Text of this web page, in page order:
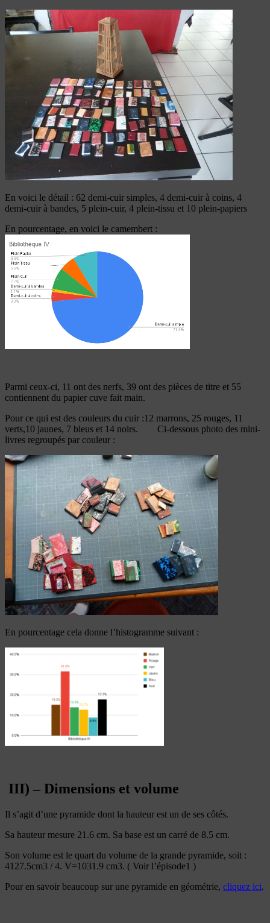
En voici le détail : 62 demi-cuir simples, 4 demi-cuir à coins, 4
demi-cuir à bandes, 5 plein-cuir, 4 plein-tissu et 10 plein-papiers
En pourcentage, en voici le camembert :
Parmi ceux-ci, 11 ont des nerfs, 39 ont des pièces de titre et 55
contiennent du papier cuve fait main.
Pour ce qui est des couleurs du cuir :12 marrons, 25 rouges, 11
verts,10 jaunes, 7 bleus et 14 noirs. Ci-dessous photo des mini-
livres regroupés par couleur :
En pourcentage cela donne l’histogramme suivant :
III) – Dimensions et volume
Il s’agit d’une pyramide dont la hauteur est un de ses côtés.
Sa hauteur mesure 21.6 cm. Sa base est un carré de 8.5 cm.
Son volume est le quart du volume de la grande pyramide, soit :
4127.5cm3 / 4. V=1031.9 cm3. ( Voir l’épisode1 )
Pour en savoir beaucoup sur une pyramide en géométrie, cliquez ici.